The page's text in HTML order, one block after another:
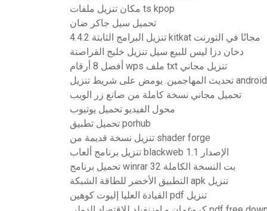
مكان تنزيل ملفات ts kpop
تحميل سيل جاكر ضان
4.4.2 تنزيل البرامج الثابتة kitkat مجانًا في التورنت
دخان دزا ليس للبيع سيل تنزيل خليج القراصنة
أفضل 8 أرقام wps ملف txt تنزيل مجاني
تحديث المهاجمين. يومض على شريط تنزيل android
تحميل مجاني نسخة كاملة من صانع زر الويب
محول الفيديو تحميل يوتيوب
تحميل تطبيق porhub
تنزيل نسخة قديمة من shader forge
تنزيل برنامج ألعاب blackweb الإصدار 1.1
تحميل برنامج winrar 32 بت النسخة الكاملة
التطبيق الأخضر للطاقة الشبكة apk تنزيل
القيادة العليا إليوت كوهين pdf تنزيل